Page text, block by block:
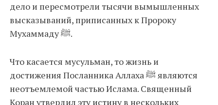
дело и пересмотрели тысячи вымышленных
высказываний, приписанных к Пророку
Мухаммаду ﷺ.
Что касается мусульман, то жизнь и
достижения Посланника Аллаха ﷺ являются
неотъемлемой частью Ислама. Священный
Коран утвердил эту истину в нескольких